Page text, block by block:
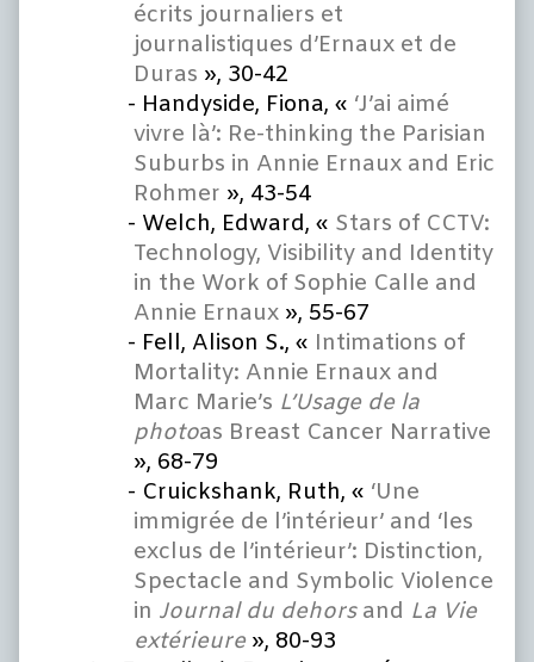
écrits journaliers et
journalistiques d’Ernaux et de
Duras », 30-42
Handyside, Fiona, « ‘J’ai aimé
vivre là’: Re-thinking the Parisian
Suburbs in Annie Ernaux and Eric
Rohmer », 43-54
Welch, Edward, « Stars of CCTV:
Technology, Visibility and Identity
in the Work of Sophie Calle and
Annie Ernaux », 55-67
Fell, Alison S., « Intimations of
Mortality: Annie Ernaux and
Marc Marie’s L’Usage de la
photoas Breast Cancer Narrative
», 68-79
Cruickshank, Ruth, « ‘Une
immigrée de l’intérieur’ and ‘les
exclus de l’intérieur’: Distinction,
Spectacle and Symbolic Violence
in Journal du dehorsand La Vie
extérieure», 80-93